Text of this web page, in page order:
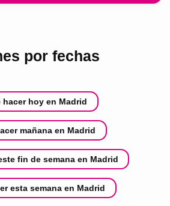
por fechas
hacer hoy en Madrid
mañana en Madrid
fin de semana en Madrid
esta semana en Madrid